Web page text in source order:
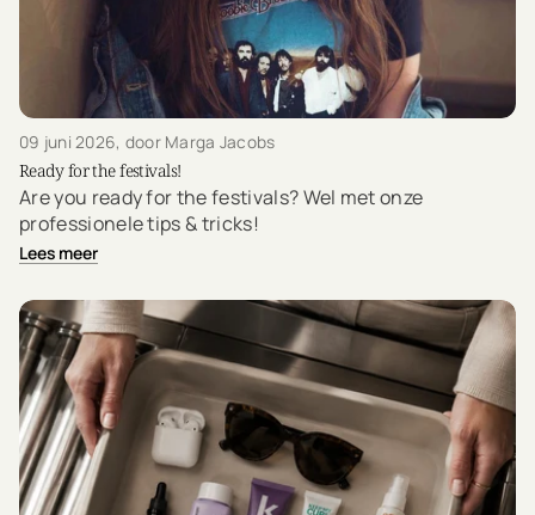
09 juni 2026, door Marga Jacobs
Ready for the festivals!
Are you ready for the festivals? Wel met onze
professionele tips & tricks!
Lees meer